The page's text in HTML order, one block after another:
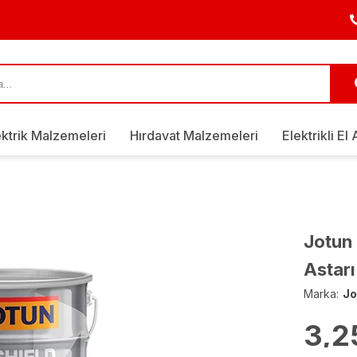
Malzemeleri Hırdavat Malzemeleri Elektrikli El
Jotun
Marka: